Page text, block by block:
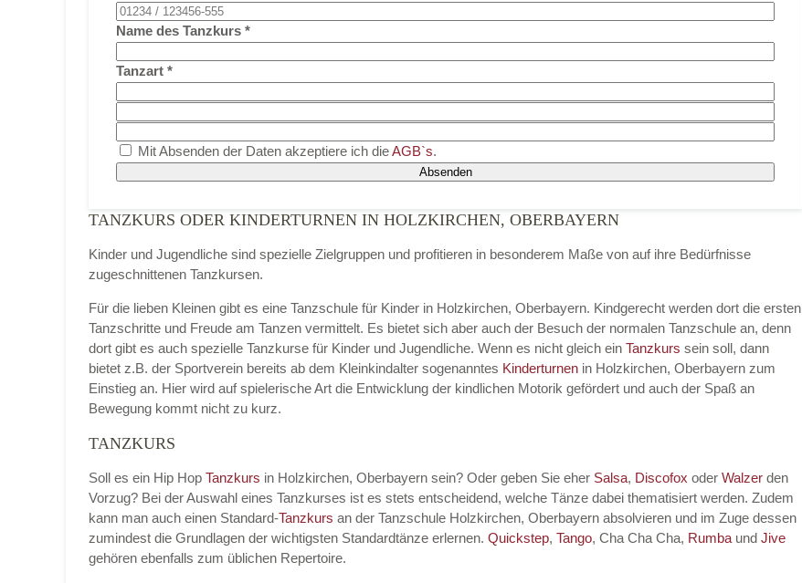
Name des Tanzkurs *
Tanzart *
Mit Absenden der Daten akzeptiere ich dieAGB`s.
Absenden
TANZKURS ODER KINDERTURNEN IN HOLZKIRCHEN, OBERBAYERN
Kinder und Jugendliche sind spezielle Zielgruppen und profitieren in besonderem Maße von auf ihre Bedürfnisse
zugeschnittenen Tanzkursen.
Für die lieben Kleinen gibt es eine Tanzschule für Kinder in Holzkirchen, Oberbayern. Kindgerecht werden dort die ersten
Tanzschritte und Freude am Tanzen vermittelt. Es bietet sich aber auch der Besuch der normalen Tanzschule an, denn
dort gibt es auch spezielle Tanzkurse für Kinder und Jugendliche. Wenn es nicht gleich ein Tanzkurs sein soll, dann
bietet z.B. der Sportverein bereits ab dem Kleinkindalter sogenanntes Kinderturnen in Holzkirchen, Oberbayern zum
Einstieg an. Hier wird auf spielerische Art die Entwicklung der kindlichen Motorik gefördert und auch der Spaß an
Bewegung kommt nicht zu kurz.
TANZKURS
Soll es ein Hip Hop Tanzkurs in Holzkirchen, Oberbayern sein? Oder geben Sie eher Salsa, Discofox oder Walzer den
Vorzug? Bei der Auswahl eines Tanzkurses ist es stets entscheidend, welche Tänze dabei thematisiert werden. Zudem
kann man auch einen Standard-Tanzkurs an der Tanzschule Holzkirchen, Oberbayern absolvieren und im Zuge dessen
zumindest die Grundlagen der wichtigsten Standardtänze erlernen. Quickstep, Tango, Cha Cha Cha, Rumba und Jive
gehören ebenfalls zum üblichen Repertoire.